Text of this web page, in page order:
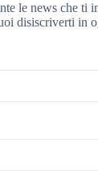
le news che ti
disiscriverti in